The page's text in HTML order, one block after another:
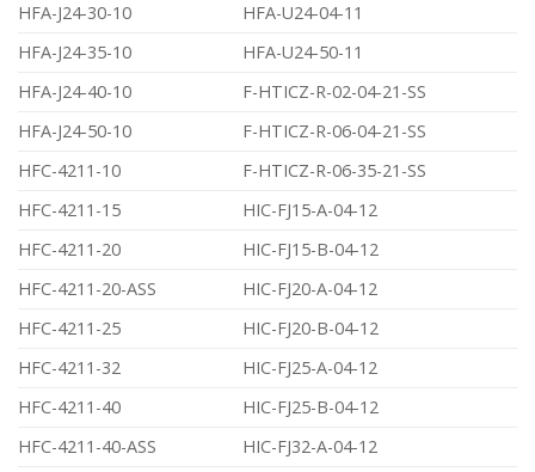
HFA-J24-30-10
HFA-U24-04-11
HFA-J24-35-10
HFA-U24-50-11
HFA-J24-40-10
F-HTICZ-R-02-04-21-SS
HFA-J24-50-10
F-HTICZ-R-06-04-21-SS
HFC-4211-10
F-HTICZ-R-06-35-21-SS
HFC-4211-15
HIC-FJ15-A-04-12
HFC-4211-20
HIC-FJ15-B-04-12
HFC-4211-20-ASS
HIC-FJ20-A-04-12
HFC-4211-25
HIC-FJ20-B-04-12
HFC-4211-32
HIC-FJ25-A-04-12
HFC-4211-40
HIC-FJ25-B-04-12
HFC-4211-40-ASS
HIC-FJ32-A-04-12